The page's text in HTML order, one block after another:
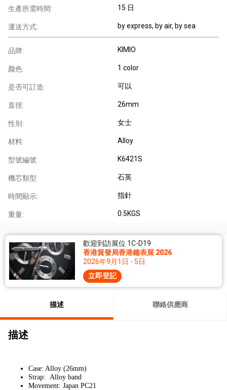
生產所需時間: 15 日
運送方式: by express, by air, by sea
品牌: KIMIO
颜色: 1 color
是否可訂造: 可以
直徑: 26mm
性别: 女士
材料: Alloy
型號編號: K6421S
機芯類型: 石英
時間顯示: 指針
重量: 0.5KGS
歡迎到訪展位 1C-D19
香港貿發局香港鐘表展 2026
2026年9月1日 - 5日
立即登記
描述 聯絡供應商
描述
Case: Alloy (26mm)
Strap: Alloy band
Movement: Japan PC21